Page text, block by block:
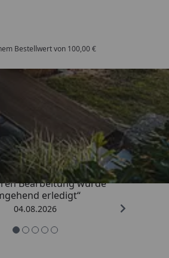
Bestellwert von 100,00 €
Shops
4,81/ 5
Bearbeitung wurde
erledigt“
04.08.2026